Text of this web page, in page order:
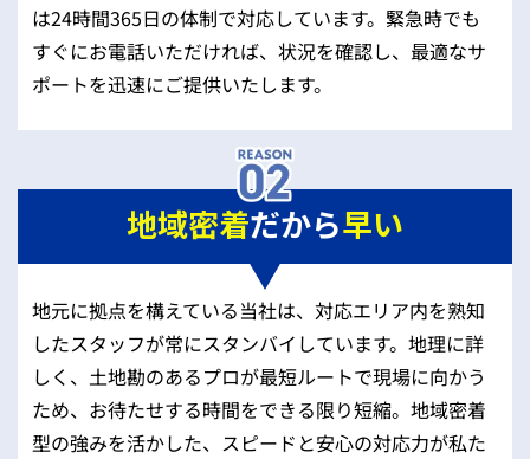
は24時間365日の体制で対応しています。緊急時でも
すぐにお電話いただければ、状況を確認し、最適なサ
ポートを迅速にご提供いたします。
地域密着だから早い
地元に拠点を構えている当社は、対応エリア内を熟知
したスタッフが常にスタンバイしています。地理に詳
しく、土地勘のあるプロが最短ルートで現場に向かう
ため、お待たせする時間をできる限り短縮。地域密着
型の強みを活かした、スピードと安心の対応力が私た